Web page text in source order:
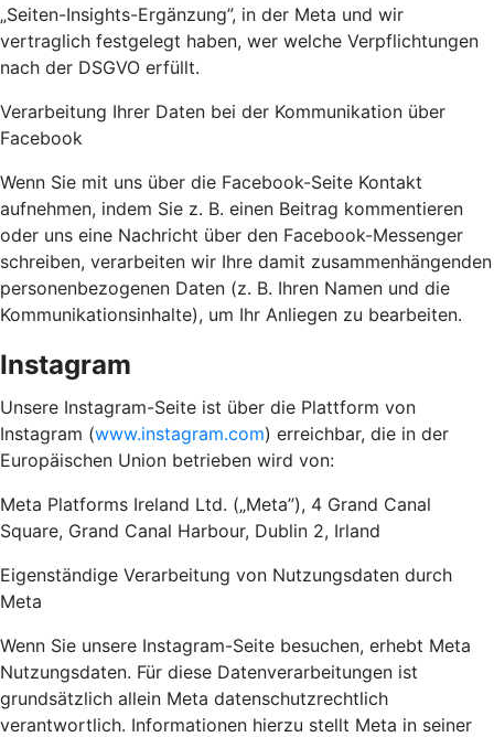
„Seiten-Insights-Ergänzung”, in der Meta und wir
vertraglich festgelegt haben, wer welche Verpflichtungen
nach der DSGVO erfüllt.
Verarbeitung Ihrer Daten bei der Kommunikation über
Facebook
Wenn Sie mit uns über die Facebook-Seite Kontakt
aufnehmen, indem Sie z. B. einen Beitrag kommentieren
oder uns eine Nachricht über den Facebook-Messenger
schreiben, verarbeiten wir Ihre damit zusammenhängenden
personenbezogenen Daten (z. B. Ihren Namen und die
Kommunikationsinhalte), um Ihr Anliegen zu bearbeiten.
Instagram
Unsere Instagram-Seite ist über die Plattform von
Instagram (www.instagram.com) erreichbar, die in der
Europäischen Union betrieben wird von:
Meta Platforms Ireland Ltd. („Meta”), 4 Grand Canal
Square, Grand Canal Harbour, Dublin 2, Irland
Eigenständige Verarbeitung von Nutzungsdaten durch
Meta
Wenn Sie unsere Instagram-Seite besuchen, erhebt Meta
Nutzungsdaten. Für diese Datenverarbeitungen ist
grundsätzlich allein Meta datenschutzrechtlich
verantwortlich. Informationen hierzu stellt Meta in seiner